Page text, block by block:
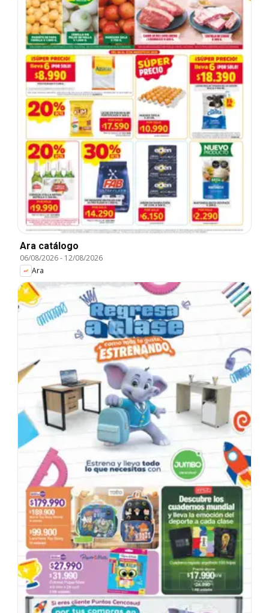
Ara catálogo
06/08/2026- 12/08/2026
Ara